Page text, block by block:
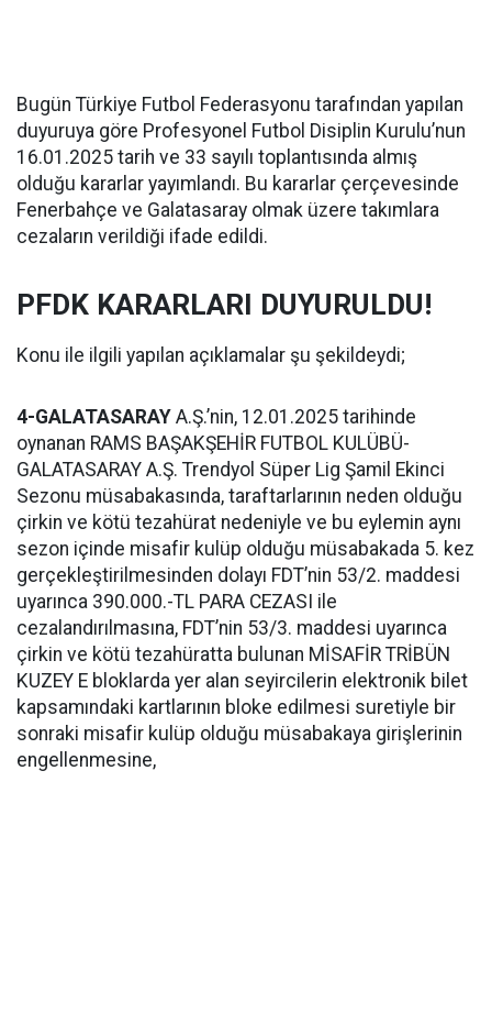
Bugün Türkiye Futbol Federasyonu tarafından yapılan
duyuruya göre Profesyonel Futbol Disiplin Kurulu’nun
16.01.2025 tarih ve 33 sayılı toplantısında almış
olduğu kararlar yayımlandı. Bu kararlar çerçevesinde
Fenerbahçe ve Galatasaray olmak üzere takımlara
cezaların verildiği ifade edildi.
PFDK KARARLARI DUYURULDU!
Konu ile ilgili yapılan açıklamalar şu şekildeydi;
4-GALATASARAY A.Ş.’nin, 12.01.2025 tarihinde
oynanan RAMS BAŞAKŞEHİR FUTBOL KULÜBÜ-
GALATASARAY A.Ş. Trendyol Süper Lig Şamil Ekinci
Sezonu müsabakasında, taraftarlarının neden olduğu
çirkin ve kötü tezahürat nedeniyle ve bu eylemin aynı
sezon içinde misafir kulüp olduğu müsabakada 5. kez
gerçekleştirilmesinden dolayı FDT’nin 53/2. maddesi
uyarınca 390.000.-TL PARA CEZASI ile
cezalandırılmasına, FDT’nin 53/3. maddesi uyarınca
çirkin ve kötü tezahüratta bulunan MİSAFİR TRİBÜN
KUZEY E bloklarda yer alan seyircilerin elektronik bilet
kapsamındaki kartlarının bloke edilmesi suretiyle bir
sonraki misafir kulüp olduğu müsabakaya girişlerinin
engellenmesine,